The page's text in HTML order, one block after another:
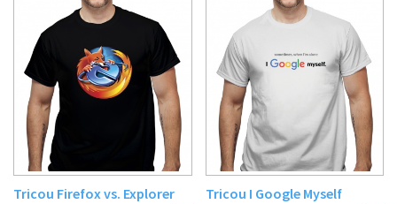
Tricou Firefox vs. Explorer
Tricou I Google Myself